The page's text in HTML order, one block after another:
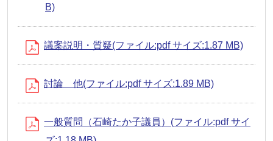
B)
議案説明・質疑(ファイル:pdf サイズ:1.87 MB)
討論 他(ファイル:pdf サイズ:1.89 MB)
一般質問（石崎たか子議員）(ファイル:pdf サイ